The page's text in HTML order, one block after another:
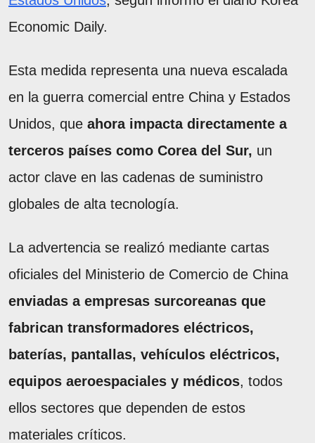
Economic Daily.
Esta medida representa una nueva escalada
en la guerra comercial entre China y Estados
Unidos, que ahora impacta directamente a
terceros países como Corea del Sur, un
actor clave en las cadenas de suministro
globales de alta tecnología.
La advertencia se realizó mediante cartas
oficiales del Ministerio de Comercio de China
enviadas a empresas surcoreanas que
fabrican transformadores eléctricos,
baterías, pantallas, vehículos eléctricos,
equipos aeroespaciales y médicos, todos
ellos sectores que dependen de estos
materiales críticos.